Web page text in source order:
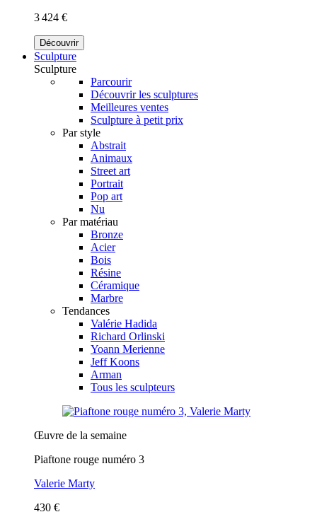
3 424 €
Découvrir
Sculpture
Sculpture
Parcourir
Découvrir les sculptures
Meilleures ventes
Sculpture à petit prix
Par style
Abstrait
Animaux
Street art
Portrait
Pop art
Nu
Par matériau
Bronze
Acier
Bois
Résine
Céramique
Marbre
Tendances
Valérie Hadida
Richard Orlinski
Yoann Merienne
Jeff Koons
Arman
Tous les sculpteurs
Œuvre de la semaine
Piaftone rouge numéro 3
Valerie Marty
430 €